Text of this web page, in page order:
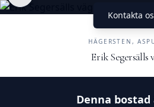
Kontakta
HÄGERSTEN,
Erik Segersälls
Denna bostad